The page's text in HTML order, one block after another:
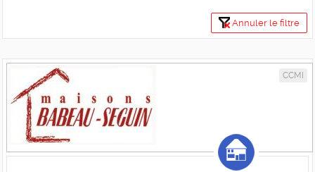
Annuler le filtre
CCMI